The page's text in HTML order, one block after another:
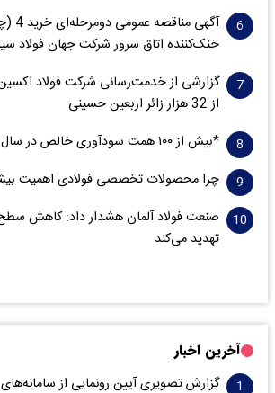
آگهی
خنک‌کننده اتاق سرور شرکت جهان فولاد
گزارشی از خدمت‌رسانی شرکت فولاد
از 32 هزار زائر اربعین حسینی
*بیش از ۱۰۰ همت سودآوری خالص در سال سخت ۱۴۰۴*
چرا محصولات تخصصی فولادی اهمیت
صنعت فولاد آلمان هشدار داد: کاهش
تهدید می‌کند
آخرین اخبار
گزارش تصویری آیین رونمایی از